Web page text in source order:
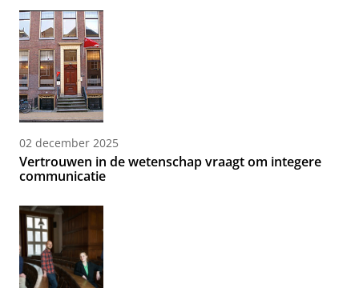
02 december 2025
Vertrouwen in de wetenschap vraagt om integere
communicatie